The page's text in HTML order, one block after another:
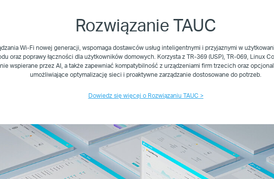
Rozwiązanie TAUC
Wi-Fi nowej generacji, wspomaga dostawców usług inteligentnymi i przyjaznymi w
oraz poprawy łączności dla użytkowników domowych. Korzysta z TR-369 (USP), TR-069, Linux
wspierane przez AI, a także zapewniać kompatybilność z urządzeniami firm trzecich oraz
umożliwiające optymalizację sieci i proaktywne zarządzanie dostosowane do potrzeb.
Dowiedz się więcej o Rozwiązaniu TAUC >